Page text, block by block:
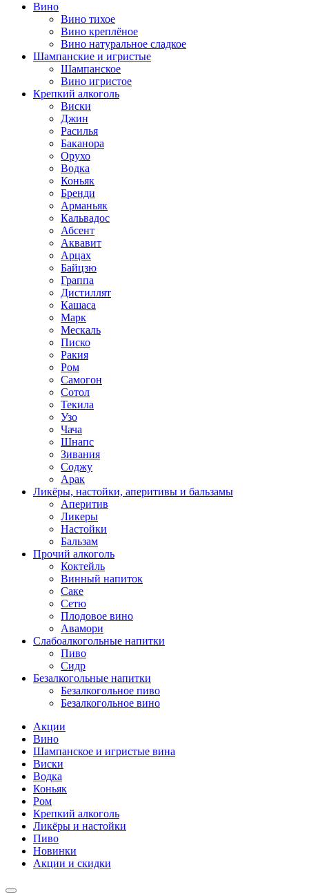
Вино
Вино тихое
Вино креплёное
Вино натуральное сладкое
Шампанские и игристые
Шампанское
Вино игристое
Крепкий алкоголь
Виски
Джин
Расилья
Баканора
Орухо
Водка
Коньяк
Бренди
Арманьяк
Кальвадос
Абсент
Аквавит
Арцах
Байцзю
Граппа
Дистиллят
Кашаса
Марк
Мескаль
Писко
Ракия
Ром
Самогон
Сотол
Текила
Узо
Чача
Шнапс
Зивания
Соджу
Арак
Ликёры, настойки, аперитивы и бальзамы
Аперитив
Ликеры
Настойки
Бальзам
Прочий алкоголь
Коктейль
Винный напиток
Саке
Сетю
Плодовое вино
Авамори
Слабоалкогольные напитки
Пиво
Сидр
Безалкогольные напитки
Безалкогольное пиво
Безалкогольное вино
Акции
Вино
Шампанское и игристые вина
Виски
Водка
Коньяк
Ром
Крепкий алкоголь
Ликёры и настойки
Пиво
Новинки
Акции и скидки